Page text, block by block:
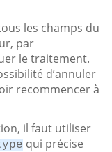
les champs du
par
le traitement.
d’annuler
recommencer à
il faut utiliser
qui précise